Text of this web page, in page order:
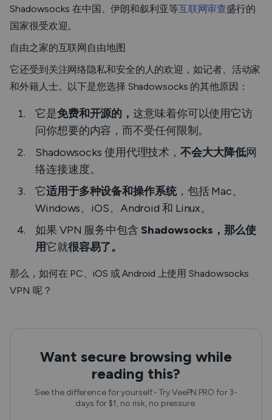
Shadowsocks 在中国、伊朗和叙利亚等互联网审查盛行的
国家很受欢迎。
自由之家的互联网自由地图
它还受到关注网络隐私和安全的人的欢迎，如记者、活动家
和外籍人士。以下是您选择 Shadowsocks 的其他原因：
它是免费和开源的，这意味着你可以使用它访
问你想要的内容，而不受任何限制。
Shadowsocks 使用代理技术，不会大大降低网
络连接速度。
它适用于多种设备和操作系统，包括 Mac、
Windows、iOS、Android 和 Linux。
如果 VPN 服务中包含 Shadowsocks，那么使
用它就很容易了。
那么，如何在 PC、iOS 或 Android 上使用 Shadowsocks
VPN 呢？
Want secure browsing while
reading this?
See the difference for yourself - Try VeePN PRO for 3-
days for $1, no risk, no pressure.